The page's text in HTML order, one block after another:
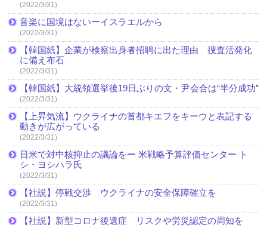
(2022/3/31)
音楽に国境はないーイスラエルから
(2022/3/31)
【韓国紙】企業が検察出身者招聘に出た理由 捜査活発化
に備え布石
(2022/3/31)
【韓国紙】大統領選挙後19日ぶりの文・尹会合は“半分成功”
(2022/3/31)
【上昇気流】ウクライナの首都キエフをキーウと表記する
動きが広がっている
(2022/3/31)
日米で対中核抑止の議論をー 米戦略予算評価センター ト
シ・ヨシハラ氏
(2022/3/31)
【社説】停戦交渉 ウクライナの安全保障確立を
(2022/3/31)
【社説】新型コロナ後遺症 リスクや労災認定の周知を